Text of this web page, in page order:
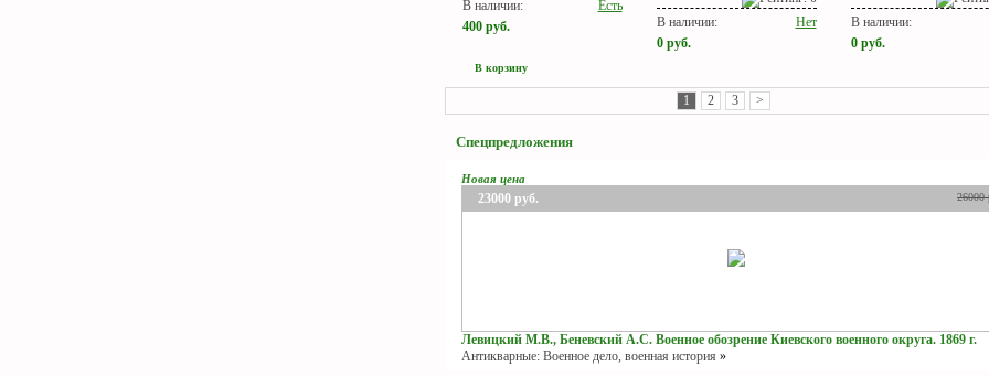
В наличии:
Есть
400 руб.
В корзину
В наличии:
Нет
0 руб.
В наличии:
0 руб.
1 2 3 >
Спецпредложения
Новая цена
26000
23000 руб.
Левицкий М.В., Беневский А.С. Военное обозрение Киевского военного округа. 1869 г.
Антикварные: Военное дело, военная история »